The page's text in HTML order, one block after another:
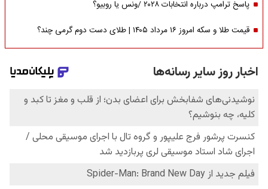
پاسخ ترامپ درباره انتخابات ۲۰۲۸ /ونس یا روبیو؟
قیمت طلا و سکه امروز ۱۶ مرداد ۱۴۰۵ | طلای دست دوم گرمی چند؟